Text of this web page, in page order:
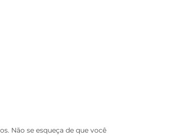
Não se esqueça de que você